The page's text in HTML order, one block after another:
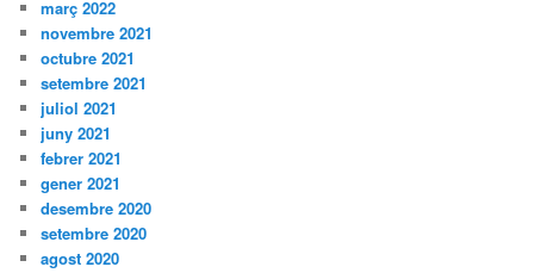
març 2022
novembre 2021
octubre 2021
setembre 2021
juliol 2021
juny 2021
febrer 2021
gener 2021
desembre 2020
setembre 2020
agost 2020